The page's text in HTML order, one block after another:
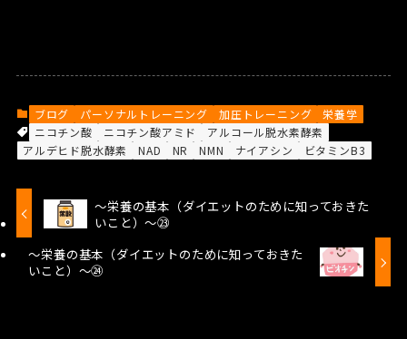
ブログ パーソナルトレーニング 加圧トレーニング
栄養学
ニコチン酸
ニコチン酸アミド
アルコール脱水素酵素
アルデヒド脱水酵素
NAD NR NMN ナイアシン ビタミンB3
～栄養の基本（ダイエットのために知っておきた
いこと）～㉓
～栄養の基本（ダイエットのために知っておきた
いこと）～㉔